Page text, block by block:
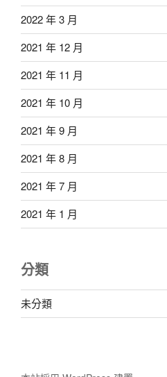
2022 年 3 月
2021 年 12 月
2021 年 11 月
2021 年 10 月
2021 年 9 月
2021 年 8 月
2021 年 7 月
2021 年 1 月
分類
未分類